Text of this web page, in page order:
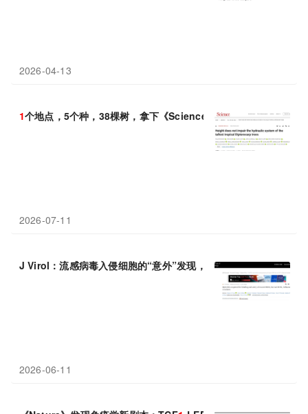
2026-04-13
1个地点，5个种，38棵树，拿下《Science》封面
2026-07-11
J Virol：流感病毒入侵细胞的“意外”发现，H3N2和H1N1走的是
2026-06-11